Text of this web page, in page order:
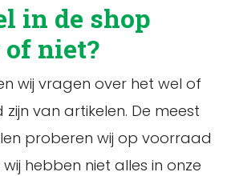
in de shop
niet?
wij vragen over het wel of
van artikelen. De meest
proberen wij op voorraad
hebben niet alles in onze